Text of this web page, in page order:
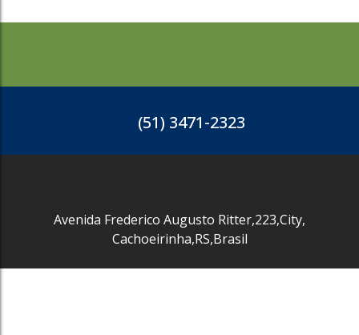
2570
(51) 3471-2323
Avenida Frederico Augusto Ritter,223,City,
Cachoeirinha,RS,Brasil